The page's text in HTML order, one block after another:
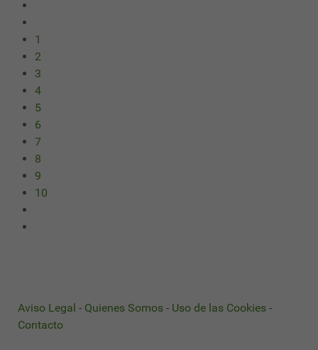
1
2
3
4
5
6
7
8
9
10
Aviso Legal - Quienes Somos - Uso de las Cookies -
Contacto